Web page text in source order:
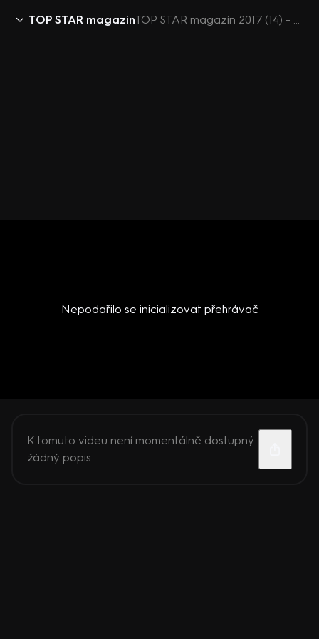
TOP STAR magazín TOP STAR magazín 2017 (14) - Miroslav Hrábě
Nepodařilo se inicializovat přehrávač
K tomuto videu není momentálně dostupný
žádný popis.